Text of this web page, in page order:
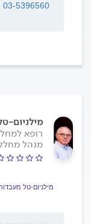
03-5396560
מילניום-
רופא
מנהל
מילניום-טל